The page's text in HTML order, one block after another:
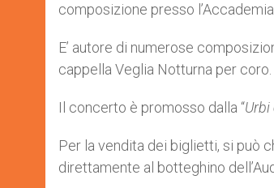
composizione presso
E’ autore di numerose
cappella Veglia Notturna per coro.
Il concerto è promosso dalla “
Per la vendita dei biglietti, si può
direttamente al botteghino